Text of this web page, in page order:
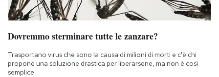
Dovremmo sterminare tutte le zanzare?
Trasportano virus che sono la causa di milioni di morti e c'è chi
propone una soluzione drastica per liberarsene, ma non è così
semplice